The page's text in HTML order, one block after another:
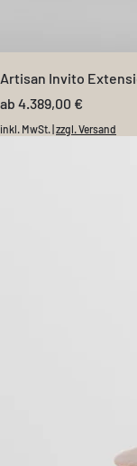
Artisan Invito
ab 4.389,00 €
Sale-Preis
inkl. MwSt. zzgl. Versand